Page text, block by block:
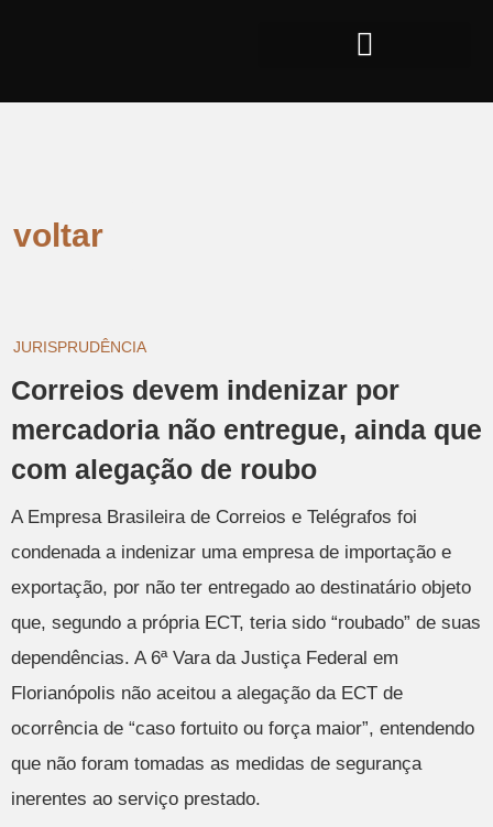
voltar
JURISPRUDÊNCIA
Correios devem indenizar por
mercadoria não entregue, ainda que
com alegação de roubo
A Empresa Brasileira de Correios e Telégrafos foi
condenada a indenizar uma empresa de importação e
exportação, por não ter entregado ao destinatário objeto
que, segundo a própria ECT, teria sido “roubado” de suas
dependências. A 6ª Vara da Justiça Federal em
Florianópolis não aceitou a alegação da ECT de
ocorrência de “caso fortuito ou força maior”, entendendo
que não foram tomadas as medidas de segurança
inerentes ao serviço prestado.